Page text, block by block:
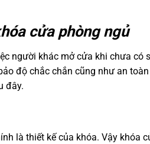
cửa phòng ngủ
người khác mở cửa khi chưa có
độ chắc chắn cũng như an
đây.
là thiết kế của khóa. Vậy khóa